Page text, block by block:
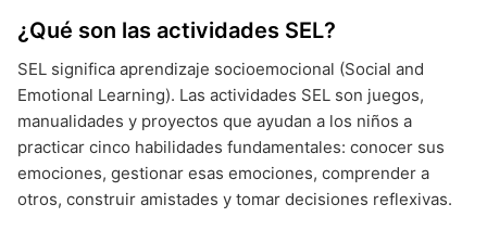
¿Qué son las actividades SEL?
SEL significa aprendizaje socioemocional (Social and
Emotional Learning). Las actividades SEL son juegos,
manualidades y proyectos que ayudan a los niños a
practicar cinco habilidades fundamentales: conocer sus
emociones, gestionar esas emociones, comprender a
otros, construir amistades y tomar decisiones reflexivas.